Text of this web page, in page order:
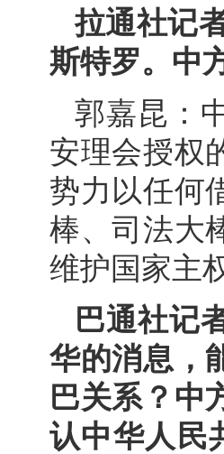
拉通社记
斯特罗。中
郭嘉昆：
安理会授权
势力以任何
棒、司法大
维护国家主
巴通社记
华的消息，
巴关系？中
认中华人民